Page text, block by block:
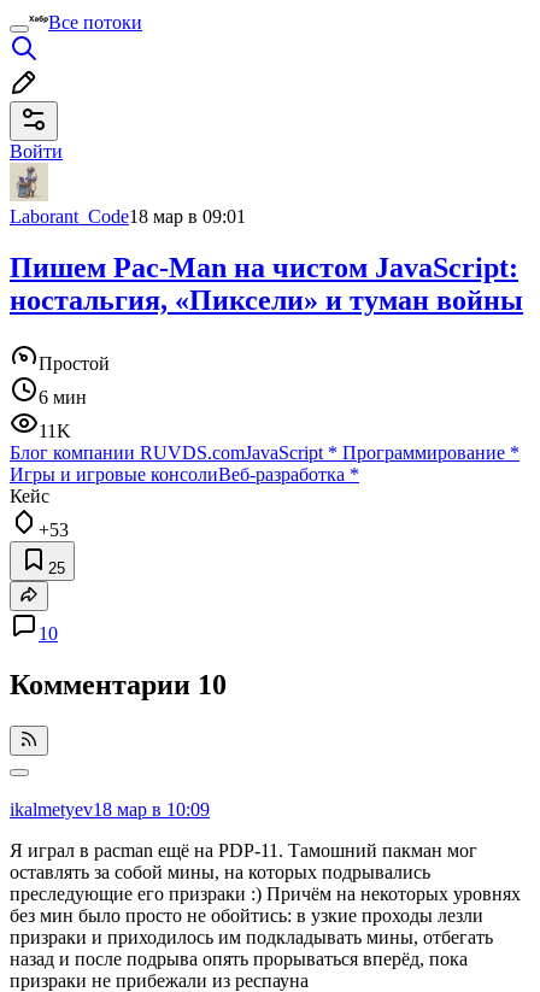
Все потоки
Войти
Laborant_Code18 мар в 09:01
Пишем Pac-Man на чистом JavaScript:
ностальгия, «Пиксели» и туман войны
Простой
6 мин
11K
Блог компании RUVDS.comJavaScript * Программирование *
Игры и игровые консолиВеб-разработка *
Кейс
+53
25
10
Комментарии 10
ikalmetyev18 мар в 10:09
Я играл в pacman ещё на PDP-11. Тамошний пакман мог
оставлять за собой мины, на которых подрывались
преследующие его призраки :) Причём на некоторых уровнях
без мин было просто не обойтись: в узкие проходы лезли
призраки и приходилось им подкладывать мины, отбегать
назад и после подрыва опять прорываться вперёд, пока
призраки не прибежали из респауна